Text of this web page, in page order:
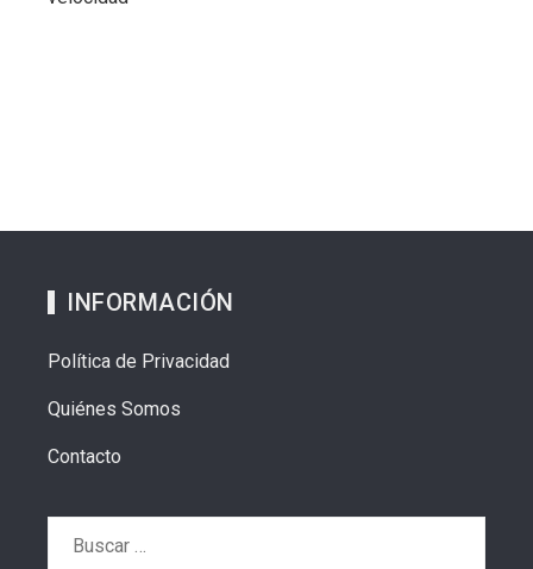
INFORMACIÓN
Política de Privacidad
Quiénes Somos
Contacto